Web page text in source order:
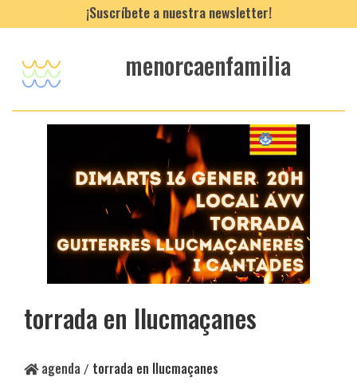
¡Suscríbete a nuestra newsletter!
menorcaenfamilia
torrada en llucmaçanes
agenda / torrada en llucmaçanes